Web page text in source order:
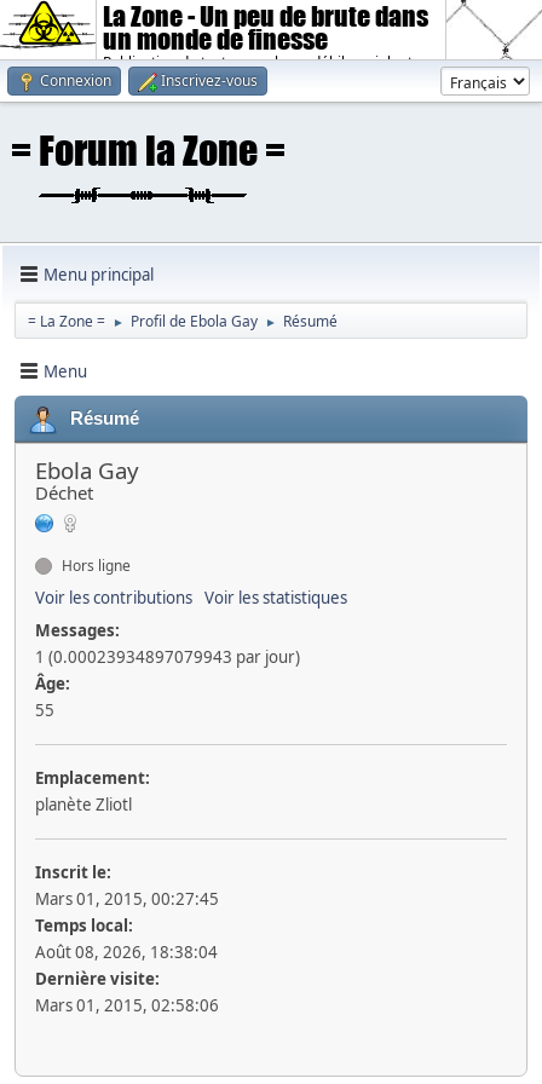
La Zone - Un peu de brute dans
un monde de finesse
Publication de textes sombres, débiles, violents.
Connexion
Inscrivez-vous
Menu principal
= La Zone = ► Profil de Ebola Gay ► Résumé
Menu
Résumé
Ebola Gay
Déchet
Hors ligne
Voir les contributions Voir les statistiques
Messages:
1 (0.00023934897079943 par jour)
Âge:
55
Emplacement:
planète Zliotl
Inscrit le:
Mars 01, 2015, 00:27:45
Temps local:
Août 08, 2026, 18:38:04
Dernière visite:
Mars 01, 2015, 02:58:06